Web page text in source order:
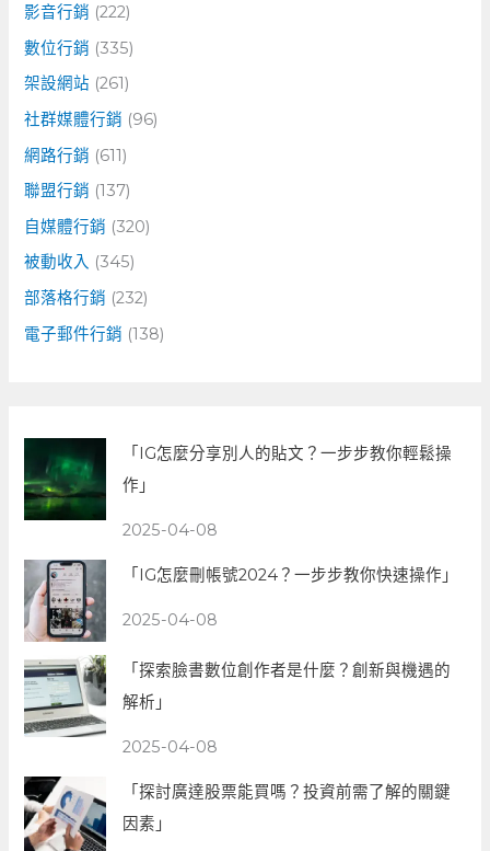
影音行銷 (222)
數位行銷 (335)
架設網站 (261)
社群媒體行銷 (96)
網路行銷 (611)
聯盟行銷 (137)
自媒體行銷 (320)
被動收入 (345)
部落格行銷 (232)
電子郵件行銷 (138)
「IG怎麼分享別人的貼文？一步步教你輕鬆操
作」
2025-04-08
「IG怎麼刪帳號2024？一步步教你快速操作」
2025-04-08
「探索臉書數位創作者是什麼？創新與機遇的
解析」
2025-04-08
「探討廣達股票能買嗎？投資前需了解的關鍵
因素」